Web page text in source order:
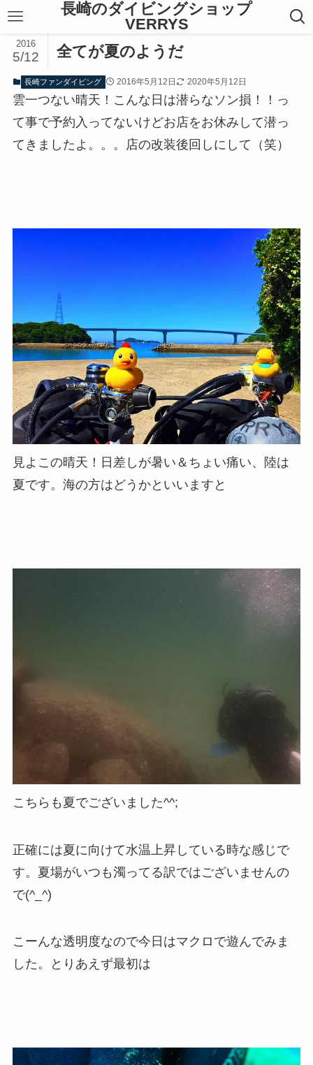
長崎のダイビングショップ
VERRYS
全てが夏のようだ
2016
5/12
長崎ファンダイビング 2016年5月12日 2020年5月12日
雲一つない晴天！こんな日は潜らなソン損！！っ
て事で予約入ってないけどお店をお休みして潜っ
てきましたよ。。。店の改装後回しにして（笑）
見よこの晴天！日差しが暑い＆ちょい痛い、陸は
夏です。海の方はどうかといいますと
こちらも夏でございました^^;
正確には夏に向けて水温上昇している時な感じで
す。夏場がいつも濁ってる訳ではございませんの
で(^_^)
こーんな透明度なので今日はマクロで遊んでみま
した。とりあえず最初は